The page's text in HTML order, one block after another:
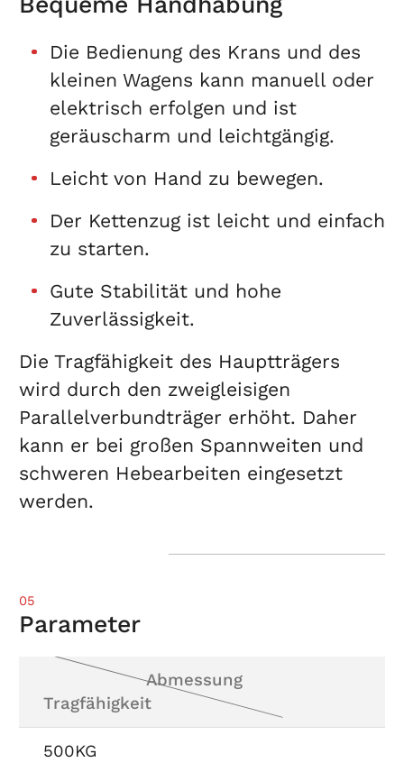
Die Bedienung des Krans und des
kleinen Wagens kann manuell oder
elektrisch erfolgen und ist
geräuscharm und leichtgängig.
Leicht von Hand zu bewegen.
Der Kettenzug ist leicht und einfach
zu starten.
Gute Stabilität und hohe
Zuverlässigkeit.
Die Tragfähigkeit des Hauptträgers
wird durch den zweigleisigen
Parallelverbundträger erhöht. Daher
kann er bei großen Spannweiten und
schweren Hebearbeiten eingesetzt
werden.
05
Parameter
Abmessung
Tragfähigkeit
500KG